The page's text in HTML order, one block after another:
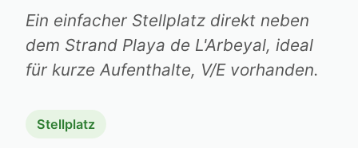
Ein einfacher Stellplatz direkt neben
dem Strand Playa de L'Arbeyal, ideal
für kurze Aufenthalte, V/E vorhanden.
Stellplatz